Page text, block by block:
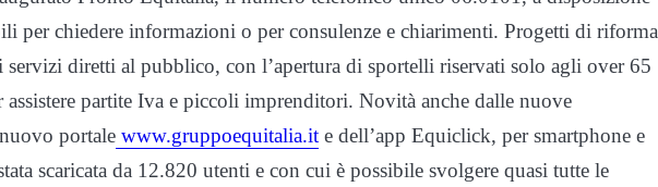
per chiedere informazioni o per consulenze e chiarimenti. Progetti di riforma
servizi diretti al pubblico, con l’apertura di sportelli riservati solo agli over 65
assistere partite Iva e piccoli imprenditori. Novità anche dalle nuove
portale www.gruppoequitalia.it e dell’app Equiclick, per smartphone e
scaricata da 12.820 utenti e con cui è possibile svolgere quasi tutte le